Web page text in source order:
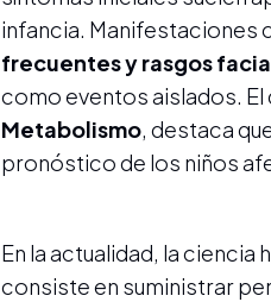
infancia. Manifestaciones
frecuentes y rasgos
como eventos aislados.
Metabolismo, destaca
pronóstico de los niños
En la actualidad, la ciencia
consiste en suministrar